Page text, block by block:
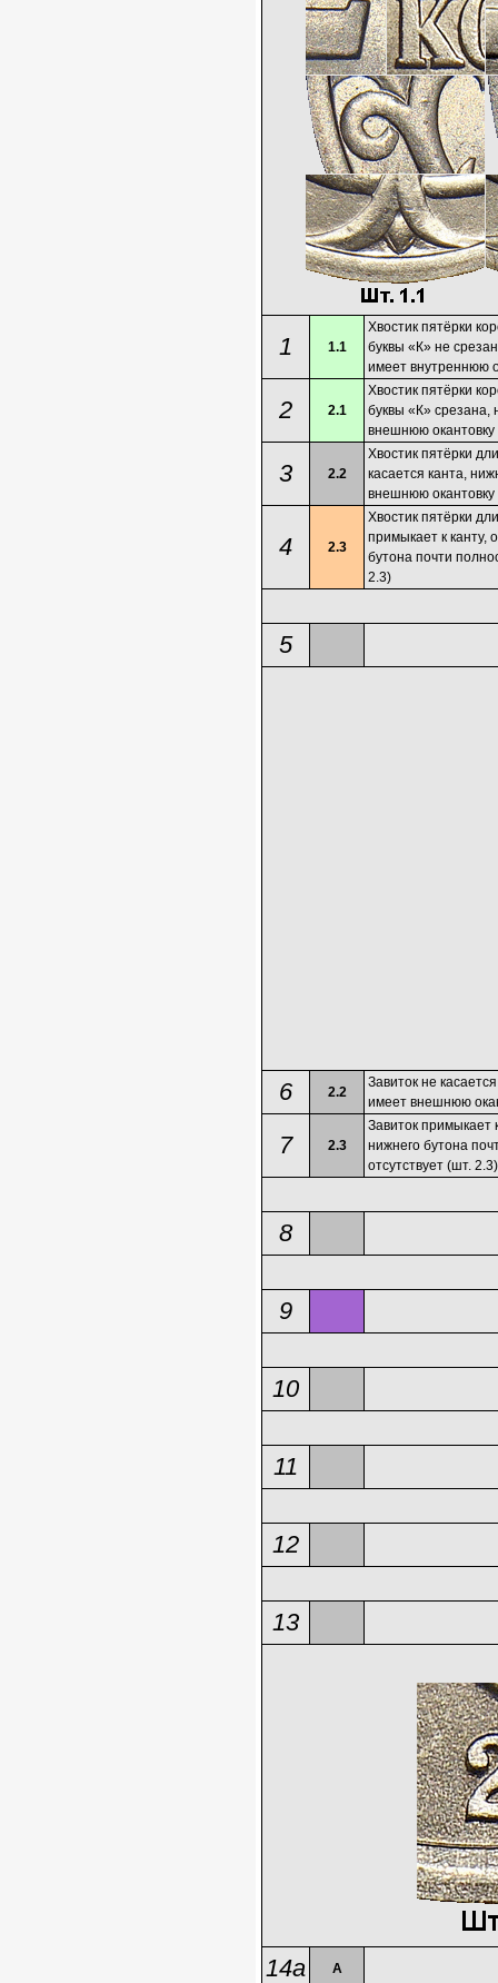
1 1.1
Хвостик пятёрки
буквы «К» не
имеет внутреннюю
2 2.1
Хвостик пятёрки
буквы «К» срезана,
внешнюю окантовку
3 2.2
Хвостик пятёрки
касается канта,
внешнюю окантовку
4 2.3
Хвостик пятёрки
примыкает к канту,
бутона почти
2.3)
5
6 2.2
Завиток не
имеет внешнюю
7 2.3
Завиток примыкает
нижнего бутона
отсутствует (шт. 2.3)
8
9
10
11
12
13
14а А